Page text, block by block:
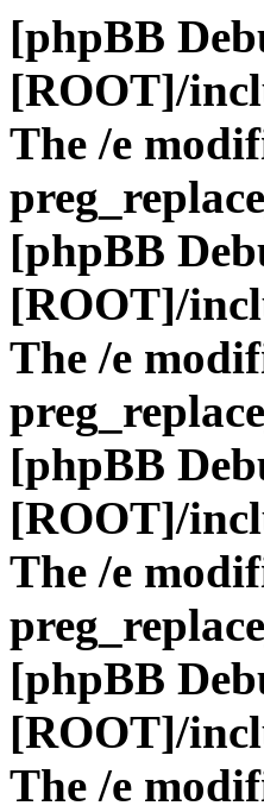
[phpBB
[ROOT]/
The /e
[phpBB
[ROOT]/
The /e
[phpBB
[ROOT]/
The /e
[phpBB
[ROOT]/
The /e